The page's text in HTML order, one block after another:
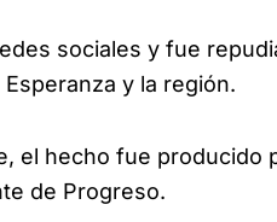
sociales y fue
y la región.
el hecho fue producido
de Progreso.